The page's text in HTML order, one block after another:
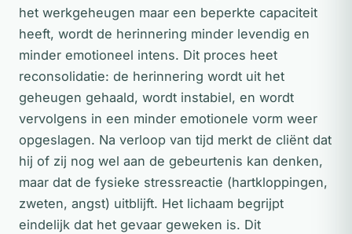
het werkgeheugen maar een beperkte capaciteit
heeft, wordt de herinnering minder levendig en
minder emotioneel intens. Dit proces heet
reconsolidatie: de herinnering wordt uit het
geheugen gehaald, wordt instabiel, en wordt
vervolgens in een minder emotionele vorm weer
opgeslagen. Na verloop van tijd merkt de cliënt dat
hij of zij nog wel aan de gebeurtenis kan denken,
maar dat de fysieke stressreactie (hartkloppingen,
zweten, angst) uitblijft. Het lichaam begrijpt
eindelijk dat het gevaar geweken is. Dit